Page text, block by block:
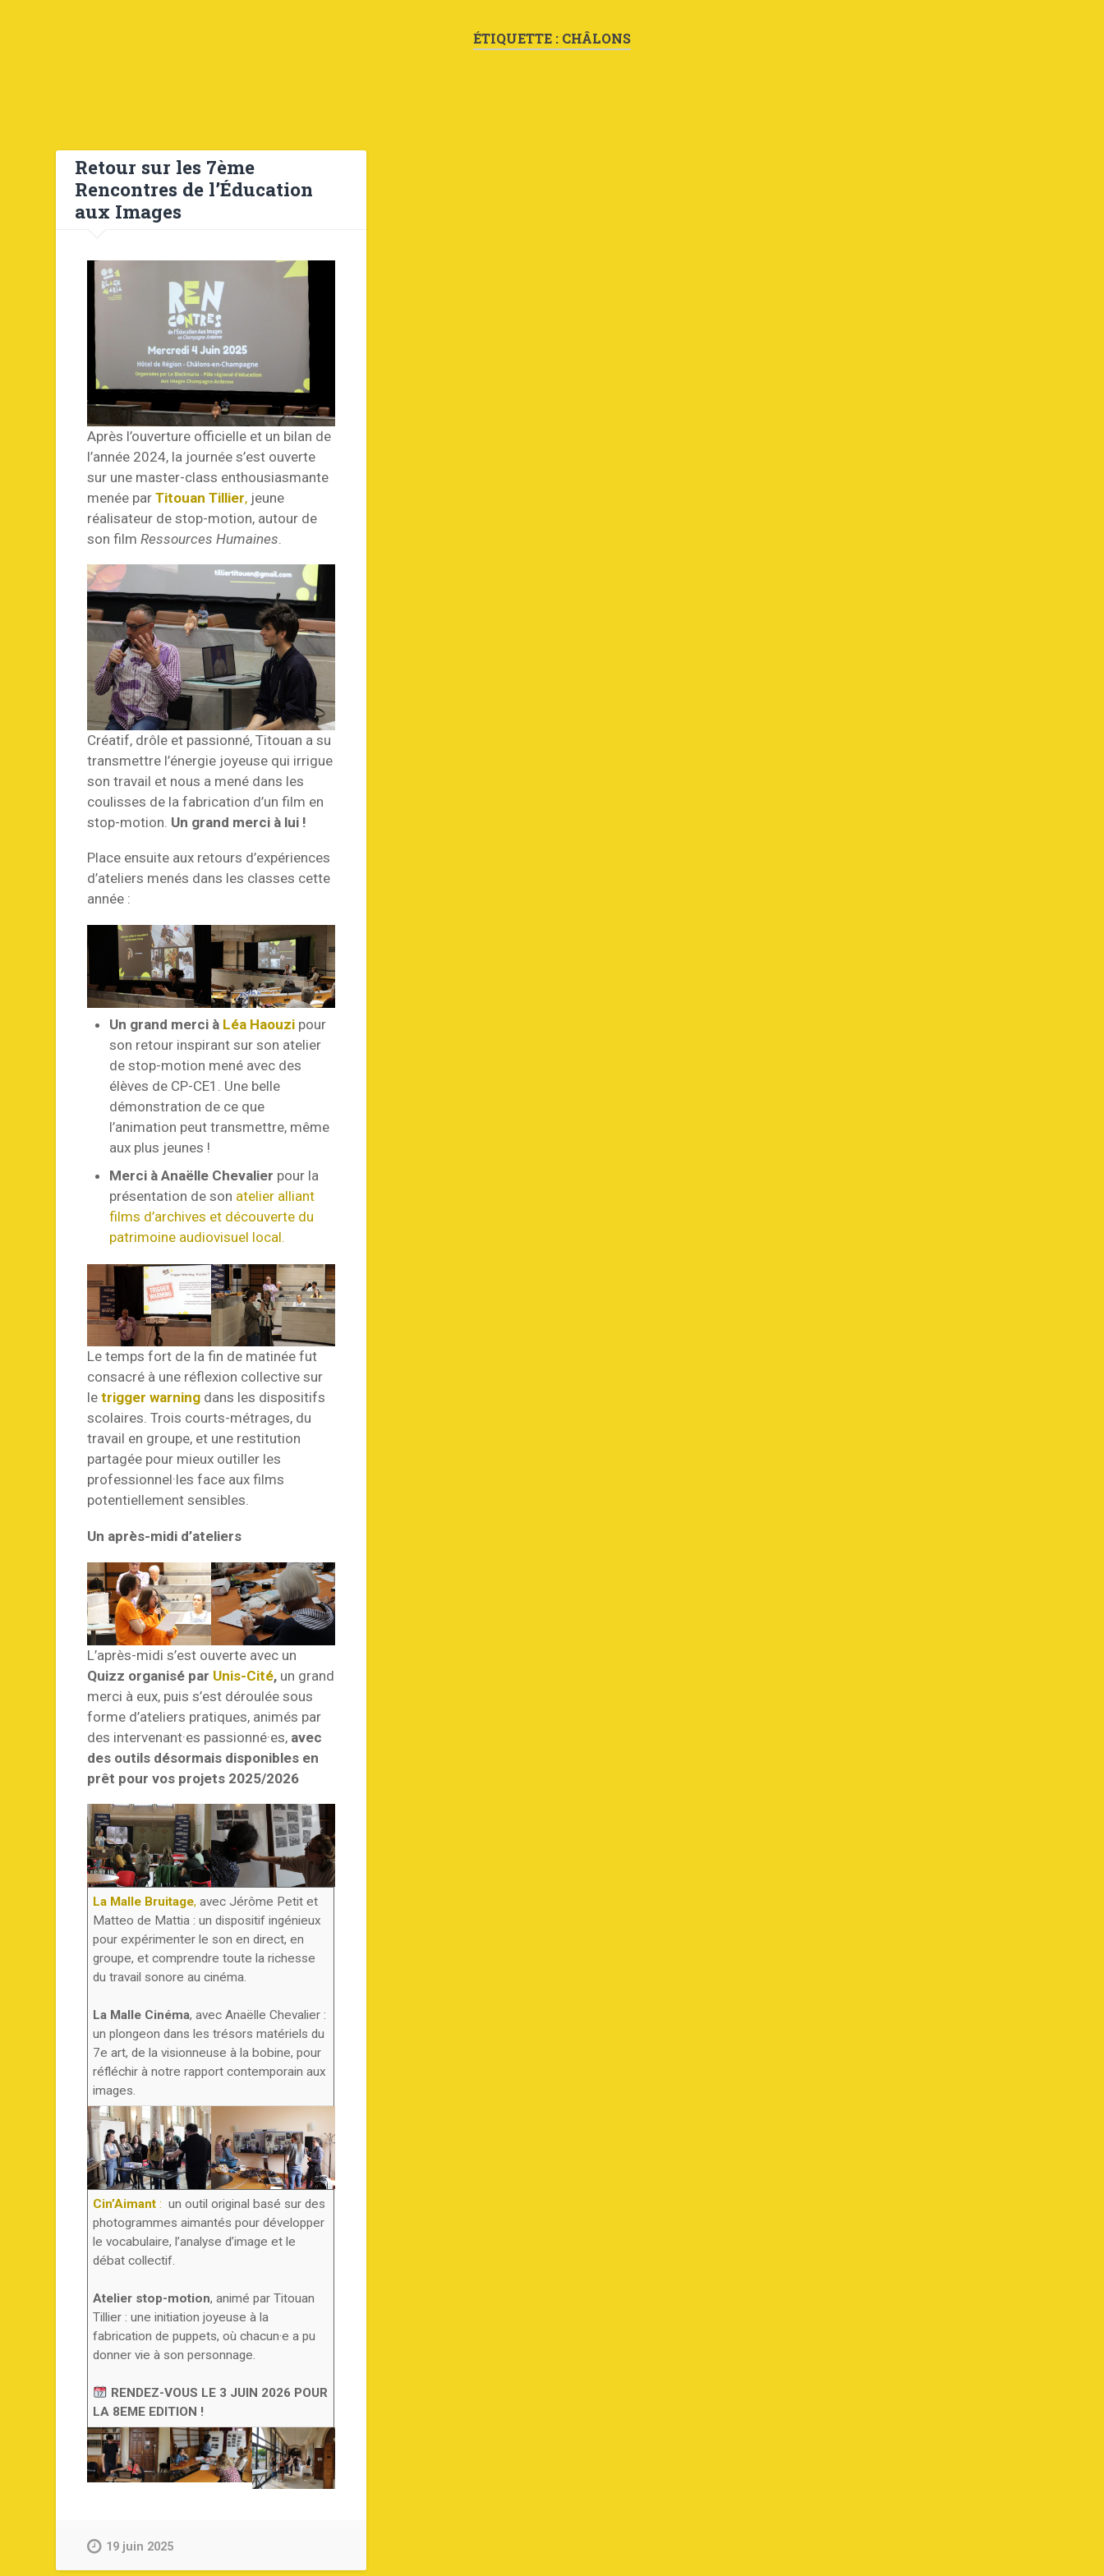
ÉTIQUETTE : CHÂLONS
Retour sur les 7ème
Rencontres de l’Éducation
aux Images
Après l’ouverture officielle et un bilan de
l’année 2024, la journée s’est ouverte
sur une master-class enthousiasmante
menée parTitouan Tillier, jeune
réalisateur de stop-motion, autour de
son filmRessources Humaines
Créatif, drôle et passionné, Titouan a su
transmettre l’énergie joyeuse qui irrigue
son travail et nous a mené dans les
coulisses de la fabrication d’un film en
stop-motion. Un grand merci à lui !
Place ensuite aux retours d’expériences
d’ateliers menés dans les classes cette
année :
Un grand merci à Léa Haouzi pour
son retour inspirant sur son atelier
de stop-motion mené avec des
élèves de CP-CE1. Une belle
démonstration de ce que
l’animation peut transmettre, même
aux plus jeunes !
Merci à Anaëlle Chevalier pour la
présentation de son atelier alliant
films d’archives et découverte du
patrimoine audiovisuel local.
Le temps fort de la fin de matinée fut
consacré à une réflexion collective sur
le trigger warning dans les dispositifs
scolaires. Trois courts-métrages, du
travail en groupe, et une restitution
partagée pour mieux outiller les
professionnel·les face aux films
potentiellement sensibles.
Un après-midi d’ateliers
L’après-midi s’est ouverte avec un
Quizz organisé par Unis-Cité, un grand
merci à eux, puis s’est déroulée sous
forme d’ateliers pratiques, animés par
des intervenant·es passionné·es, avec
des outils désormais disponibles en
prêt pour vos projets 2025/2026
La Malle Bruitage, avec Jérôme Petit et
Matteo de Mattia : un dispositif ingénieux
pour expérimenter le son en direct, en
groupe, et comprendre toute la richesse
du travail sonore au cinéma.
La Malle Cinéma, avec Anaëlle Chevalier :
un plongeon dans les trésors matériels du
7e art, de la visionneuse à la bobine, pour
réfléchir à notre rapport contemporain aux
images.
Cin’Aimant : un outil original basé sur des
photogrammes aimantés pour développer
le vocabulaire, l’analyse d’image et le
débat collectif.
Atelier stop-motion, animé par Titouan
Tillier : une initiation joyeuse à la
fabrication de puppets, où chacun·e a pu
donner vie à son personnage.
RENDEZ-VOUS LE 3 JUIN 2026 POUR
LA 8EME EDITION !
19 juin 2025